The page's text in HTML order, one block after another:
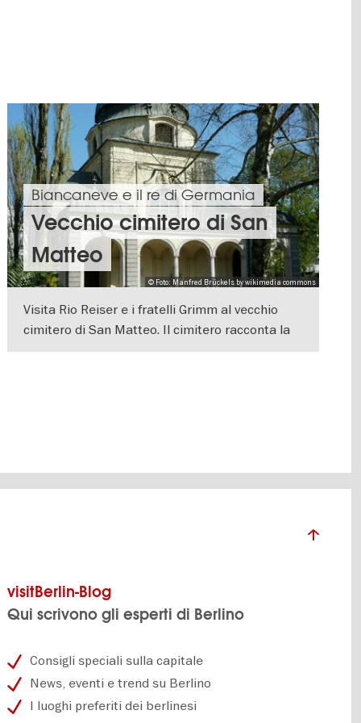
© Foto: Manfred Brückels by wikimedia commons
Biancaneve e il re di Germania
Vecchio cimitero di San
Matteo
Visita Rio Reiser e i fratelli Grimm al vecchio
cimitero di San Matteo. Il cimitero racconta la
storia di Berlino dalle origini fino ad oggi
visitBerlin-Blog
Qui scrivono gli esperti di Berlino
Consigli speciali sulla capitale
News, eventi e trend su Berlino
I luoghi preferiti dei berlinesi